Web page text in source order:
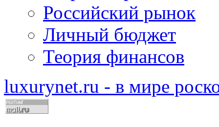
Российский рынок
Личный бюджет
Теория финансов
luxurynet.ru - в мире